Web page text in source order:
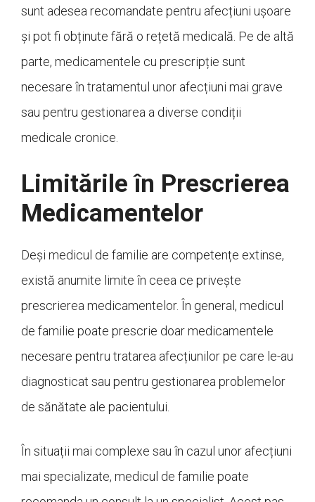
sunt adesea recomandate pentru afecțiuni ușoare
și pot fi obținute fără o rețetă medicală. Pe de altă
parte, medicamentele cu prescripție sunt
necesare în tratamentul unor afecțiuni mai grave
sau pentru gestionarea a diverse condiții
medicale cronice.
Limitările în Prescrierea
Medicamentelor
Deși medicul de familie are competențe extinse,
există anumite limite în ceea ce privește
prescrierea medicamentelor. În general, medicul
de familie poate prescrie doar medicamentele
necesare pentru tratarea afecțiunilor pe care le-au
diagnosticat sau pentru gestionarea problemelor
de sănătate ale pacientului.
În situații mai complexe sau în cazul unor afecțiuni
mai specializate, medicul de familie poate